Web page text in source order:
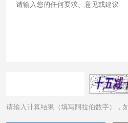
请输入计算结果（填写阿拉伯数字），